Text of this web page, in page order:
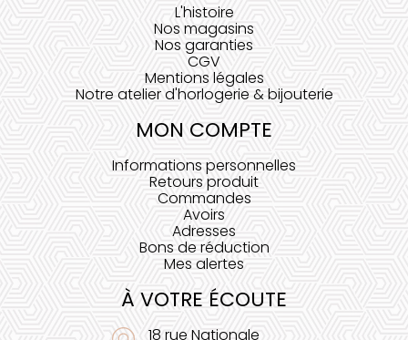
L'histoire
Nos magasins
Nos garanties
CGV
Mentions légales
Notre atelier d'horlogerie & bijouterie
MON COMPTE
Informations personnelles
Retours produit
Commandes
Avoirs
Adresses
Bons de réduction
Mes alertes
À VOTRE ÉCOUTE
18 rue Nationale